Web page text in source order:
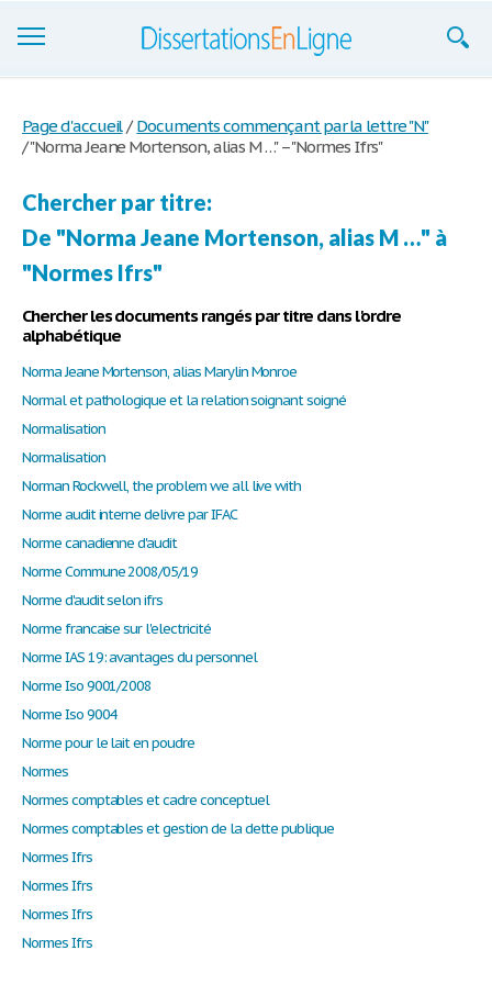
S'inscrire
Se connecter
Contactez-nous
Page d'accueil / Documents commençant par la lettre "N"
/"Norma Jeane Mortenson, alias M …" – "Normes Ifrs"
Chercher par titre:
De "Norma Jeane Mortenson, alias M …" à
"Normes Ifrs"
Chercher les documents rangés par titre dans l'ordre
alphabétique
Norma Jeane Mortenson, alias Marylin Monroe
Normal et pathologique et la relation soignant soigné
Normalisation
Normalisation
Norman Rockwell, the problem we all live with
Norme audit interne delivre par IFAC
Norme canadienne d'audit
Norme Commune 2008/05/19
Norme d'audit selon ifrs
Norme francaise sur l'electricité
Norme IAS 19: avantages du personnel
Norme Iso 9001/2008
Norme Iso 9004
Norme pour le lait en poudre
Normes
Normes comptables et cadre conceptuel
Normes comptables et gestion de la dette publique
Normes Ifrs
Normes Ifrs
Normes Ifrs
Normes Ifrs